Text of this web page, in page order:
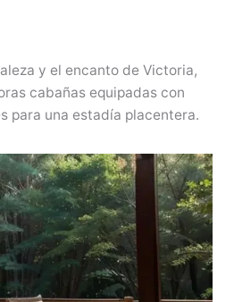
y el encanto de Victoria,
cabañas equipadas con
para una estadía placentera.